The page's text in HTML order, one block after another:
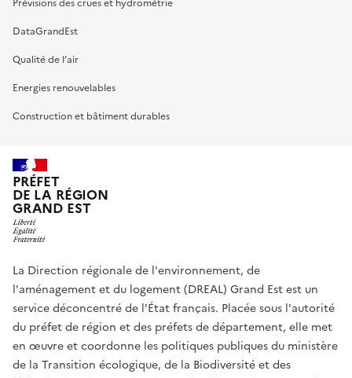
DataGrandEst
Qualité de l’air
Energies renouvelables
Construction et bâtiment durables
PRÉFET
DE LA RÉGION
GRAND EST
La Direction régionale de l'environnement, de
l'aménagement et du logement (DREAL) Grand Est est un
service déconcentré de l'État français. Placée sous l'autorité
du préfet de région et des préfets de département, elle met
en œuvre et coordonne les politiques publiques du ministère
de la Transition écologique, de la Biodiversité et des